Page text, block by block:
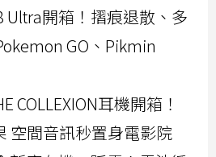
Ultra開箱！摺痕退散、多
GO、Pikmin
COLLEXION耳機開箱！
空間音訊秒置身電影院